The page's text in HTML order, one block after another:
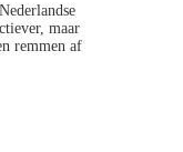
maar
remmen af